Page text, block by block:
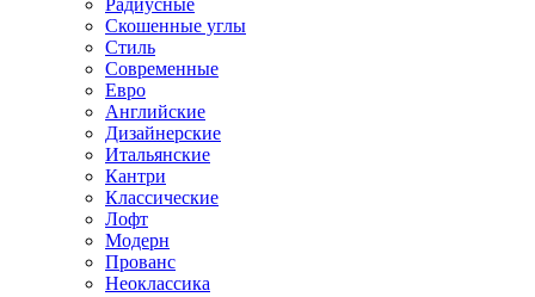
Радиусные
Скошенные углы
Стиль
Современные
Евро
Английские
Дизайнерские
Итальянские
Кантри
Классические
Лофт
Модерн
Прованс
Неоклассика